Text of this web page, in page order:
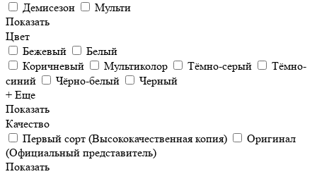
Демисезон
Мульти
Показать
Цвет
Бежевый
Белый
Коричневый
Мультиколор Тёмно-серый
Тёмно-
синий
Чёрно-белый
Черный
+ Еще
Показать
Качество
Первый сорт (Высококачественная копия)
Оригинал
(Официальный представитель)
Показать